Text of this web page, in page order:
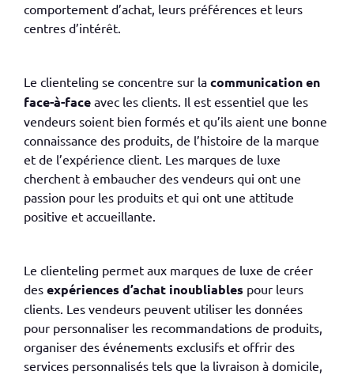
comportement d’achat, leurs préférences et leurs
centres d’intérêt.
Le clienteling se concentre sur la communication en
face-à-face avec les clients. Il est essentiel que les
vendeurs soient bien formés et qu’ils aient une bonne
connaissance des produits, de l’histoire de la marque
et de l’expérience client. Les marques de luxe
cherchent à embaucher des vendeurs qui ont une
passion pour les produits et qui ont une attitude
positive et accueillante.
Le clienteling permet aux marques de luxe de créer
des expériences d’achat inoubliables pour leurs
clients. Les vendeurs peuvent utiliser les données
pour personnaliser les recommandations de produits,
organiser des événements exclusifs et offrir des
services personnalisés tels que la livraison à domicile,